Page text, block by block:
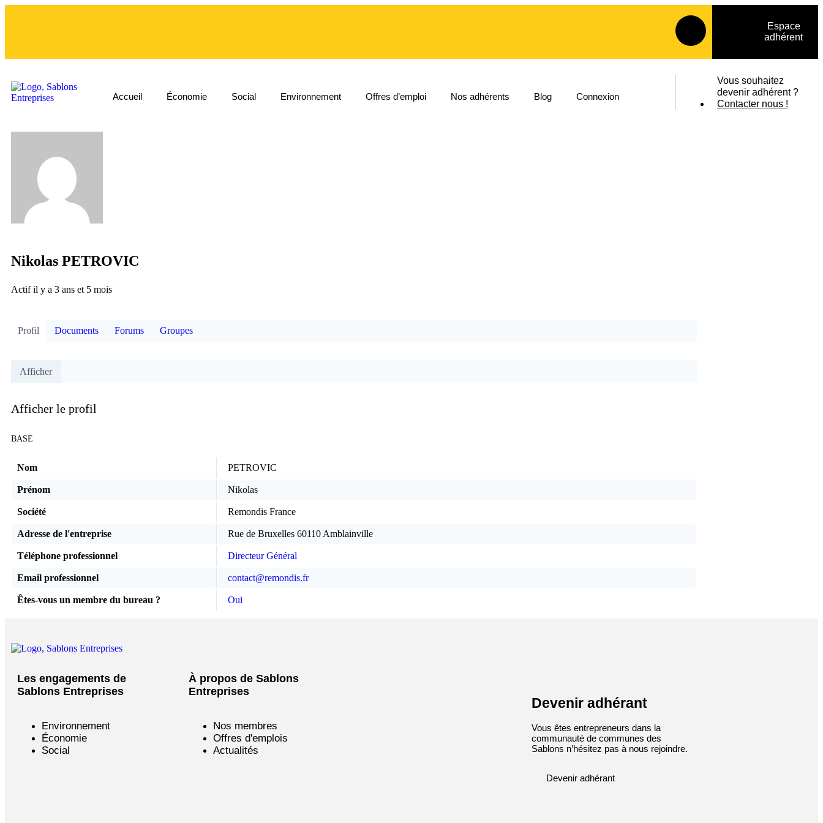
Espace
adhérent
Accueil Économie Social Environnement Offres d’emploi Nos adhérents Blog Connexion
Vous souhaitez
devenir adhérent ?
Contacter nous !
Nikolas PETROVIC
Actif il y a 3 ans et 5 mois
Profil Documents Forums Groupes
Afficher
Afficher le profil
BASE
Nom PETROVIC
Prénom Nikolas
Société Remondis France
Adresse de l'entreprise Rue de Bruxelles 60110 Amblainville
Téléphone professionnel Directeur Général
Email professionnel contact@remondis.fr
Êtes-vous un membre du bureau ? Oui
Les engagements de
Sablons Entreprises
Environnement
Économie
Social
À propos de Sablons
Entreprises
Nos membres
Offres d'emplois
Actualités
Devenir adhérant
Vous êtes entrepreneurs dans la
communauté de communes des
Sablons n’hésitez pas à nous rejoindre.
Devenir adhérant